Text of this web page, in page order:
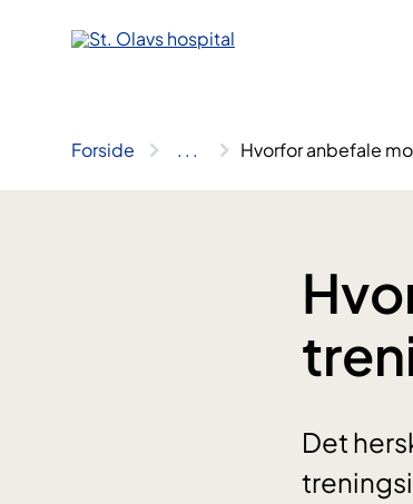
Forside .. . Hvorfor anbefale
Det